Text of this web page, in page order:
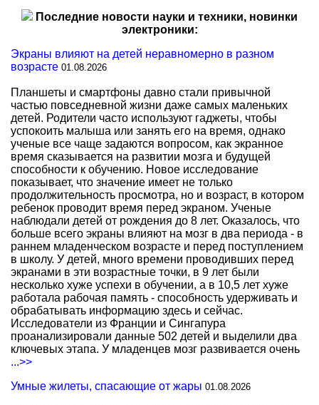
Последние новости науки и техники, новинки
электроники:
Экраны влияют на детей неравномерно в разном
возрасте 01.08.2026
Планшеты и смартфоны давно стали привычной
частью повседневной жизни даже самых маленьких
детей. Родители часто используют гаджеты, чтобы
успокоить малыша или занять его на время, однако
ученые все чаще задаются вопросом, как экранное
время сказывается на развитии мозга и будущей
способности к обучению. Новое исследование
показывает, что значение имеет не только
продолжительность просмотра, но и возраст, в котором
ребенок проводит время перед экраном. Ученые
наблюдали детей от рождения до 8 лет. Оказалось, что
больше всего экраны влияют на мозг в два периода - в
раннем младенческом возрасте и перед поступлением
в школу. У детей, много времени проводивших перед
экранами в эти возрастные точки, в 9 лет были
несколько хуже успехи в обучении, а в 10,5 лет хуже
работала рабочая память - способность удерживать и
обрабатывать информацию здесь и сейчас.
Исследователи из Франции и Сингапура
проанализировали данные 502 детей и выделили два
ключевых этапа. У младенцев мозг развивается очень
...>>
Умные жилеты, спасающие от жары 01.08.2026